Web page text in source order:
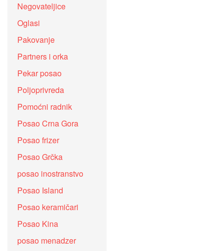
Negovateljice
Oglasi
Pakovanje
Partners i orka
Pekar posao
Poljoprivreda
Pomoćni radnik
Posao Crna Gora
Posao frizer
Posao Grčka
posao inostranstvo
Posao Island
Posao keramičari
Posao Kina
posao menadzer